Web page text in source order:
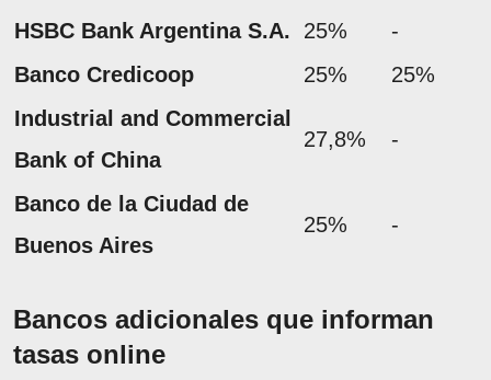
HSBC Bank Argentina S.A.
25%
-
Banco Credicoop
25%
25%
Industrial and Commercial
Bank of China
27,8% -
Banco de la Ciudad de
Buenos Aires
25% -
Bancos adicionales que informan
tasas online